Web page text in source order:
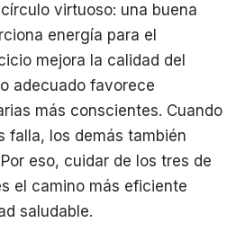
virtuoso: una buena
energía para el
mejora la calidad del
adecuado favorece
más conscientes. Cuando
falla, los demás también
eso, cuidar de los tres de
el camino más eficiente
saludable.